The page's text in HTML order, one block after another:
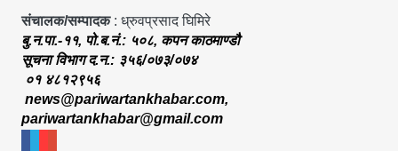
संचालक/सम्पादक: ध्रुवप्रसाद घिमिरे
बु.न.पा.-११, पो.ब.नं.: ५०८, कपन काठमाण्डौ
सूचना विभाग द.न.: ३५६/०७३/०७४
०१ ४८१२९५६
news@pariwartankhabar.com,
pariwartankhabar@gmail.com